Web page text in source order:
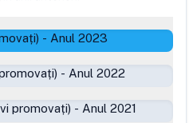
- Anul 2023
- Anul 2022
promovați) - Anul 2021